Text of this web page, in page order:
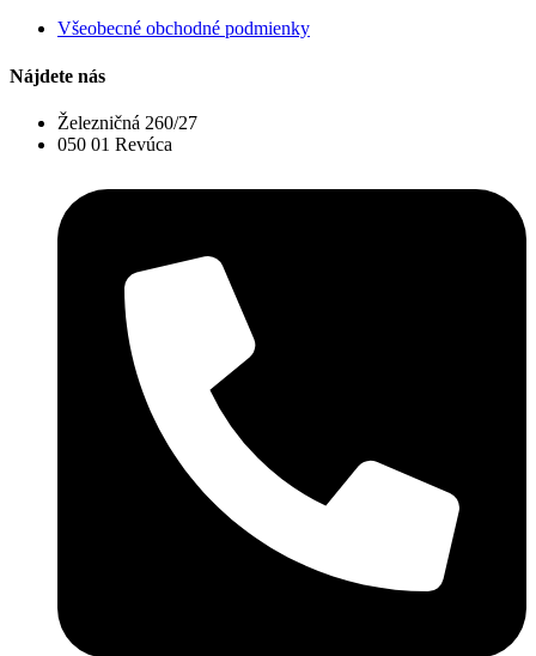
Všeobecné obchodné podmienky
Nájdete nás
Železničná 260/27
050 01 Revúca